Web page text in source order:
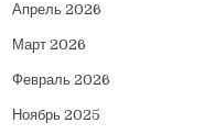
Апрель 2026
Март 2026
Февраль 2026
Ноябрь 2025